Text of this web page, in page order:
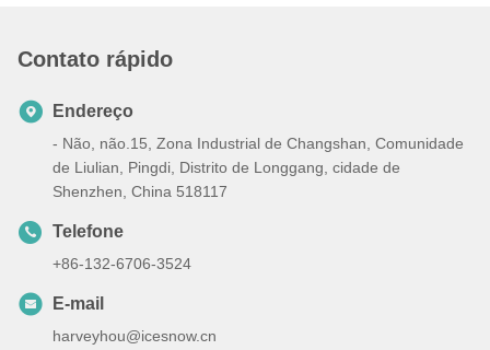
Contato rápido
Endereço
- Não, não.15, Zona Industrial de Changshan, Comunidade
de Liulian, Pingdi, Distrito de Longgang, cidade de
Shenzhen, China 518117
Telefone
+86-132-6706-3524
E-mail
harveyhou@icesnow.cn